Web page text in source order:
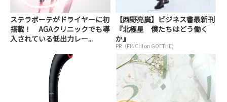
ステラボーテがドライヤーに初
搭載！ AGAクリニックでも導
入されている低出力レー...
【西野亮廣】ビジネス書最新刊
『北極星 僕たちはどう働く
か』
PR（FINCHI on GOETHE）